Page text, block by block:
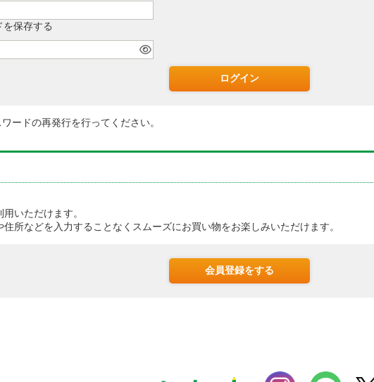
を保存する
ードの再発行を行ってください。
いただけます。
所などを入力することなくスムーズにお買い物をお楽しみいただけます。
会員登録をする